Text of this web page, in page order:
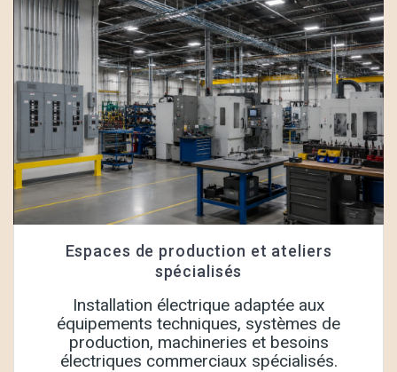
Espaces de production et ateliers
spécialisés
Installation électrique adaptée aux
équipements techniques, systèmes de
production, machineries et besoins
électriques commerciaux spécialisés.